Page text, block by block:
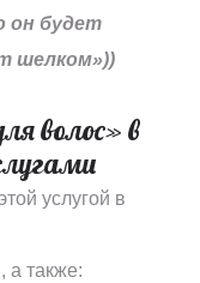
он будет
шелком»))
волос» в
услугой в
а также: